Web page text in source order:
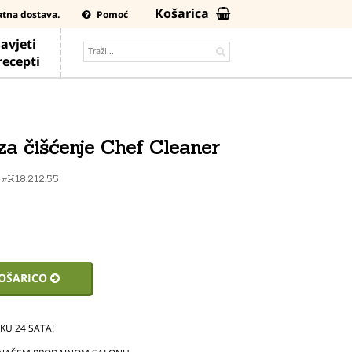
dostava. Pomoć
Košarica
čišćenje Chef Cleaner
#K18.212.55
24 SATA!